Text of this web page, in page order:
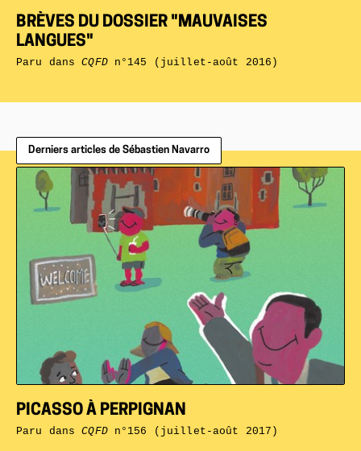
BRÈVES DU DOSSIER "MAUVAISES
LANGUES"
Paru dansCQFDn°145 (juillet-août 2016)
Derniers articles de Sébastien Navarro
PICASSO À PERPIGNAN
Paru dansCQFDn°156 (juillet-août 2017)